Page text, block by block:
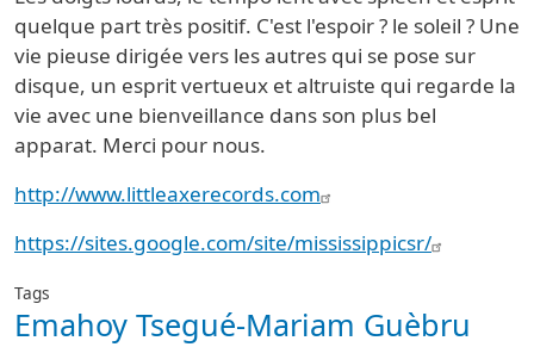
quelque part très positif. C'est l'espoir ? le soleil ? Une
vie pieuse dirigée vers les autres qui se pose sur
disque, un esprit vertueux et altruiste qui regarde la
vie avec une bienveillance dans son plus bel
apparat. Merci pour nous.
http://www.littleaxerecords.com
https://sites.google.com/site/mississippicsr/
Tags
Emahoy Tsegué-Mariam Guèbru